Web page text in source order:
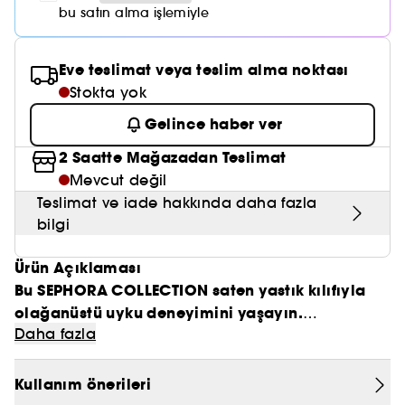
Maske
Cilt Bakım Setleri
Saç Bakım Setleri
Okyanus Esansı
Nemlendirici Bakım
Kızarıklık için Bakım
Sıkılaştırıcı ve Lifting Etkili Bakım
Cilt Tonu Eşitsizliği için Bakım
Gözenek Karşıtı
Karma ve Yağlı Saçlar
CHAMPO
LE MONDE GOURMAND
SUMMER FRIDAYS
ERBORIAN
OLAPLEX
KÉRASTASE
TANGLE TEEZER
GISOU
K18
KAYALI
ARMANI
SUPERGOOP!
GISOU
AMIKA
KAYALI
LE MONDE GOURMAND
bu satın alma işlemiyle
Eve teslimat veya teslim alma noktası
Stokta yok
Gelince haber ver
2 Saatte Mağazadan Teslimat
Mevcut değil
Teslimat ve iade hakkında daha fazla
bilgi
Ürün Açıklaması
Bu SEPHORA COLLECTION saten yastık kılıfıyla
olağanüstü uyku deneyimini yaşayın.
Saçınıza bakım yapan saten yastık kılıfı
SEPHORA COLLECTION saten yastık kılıfı saçlar için
Daha fazla
Kullanım önerileri